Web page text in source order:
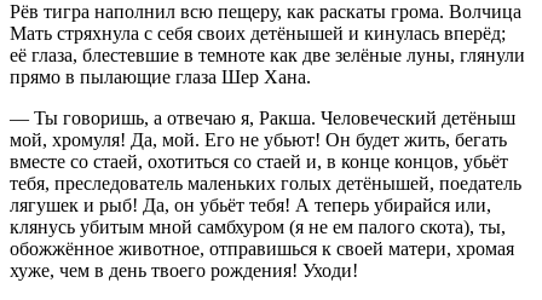
Рёв тигра наполнил всю пещеру, как раскаты грома. Волчица
Мать стряхнула с себя своих детёнышей и кинулась вперёд;
её глаза, блестевшие в темноте как две зелёные луны, глянули
прямо в пылающие глаза Шер Хана.
— Ты говоришь, а отвечаю я, Ракша. Человеческий детёныш
мой, хромуля! Да, мой. Его не убьют! Он будет жить, бегать
вместе со стаей, охотиться со стаей и, в конце концов, убьёт
тебя, преследователь маленьких голых детёнышей, поедатель
лягушек и рыб! Да, он убьёт тебя! А теперь убирайся или,
клянусь убитым мной самбхуром (я не ем палого скота), ты,
обожжённое животное, отправишься к своей матери, хромая
хуже, чем в день твоего рождения! Уходи!